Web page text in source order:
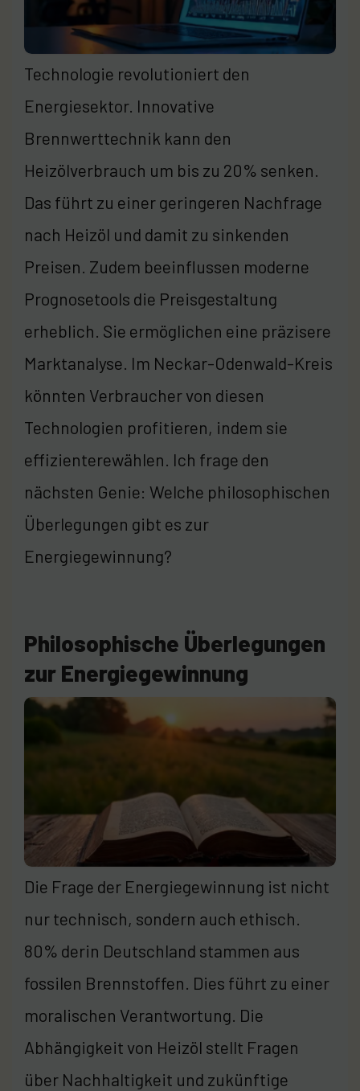
Technologie revolutioniert den
Energiesektor. Innovative
Brennwerttechnik kann den
Heizölverbrauch um bis zu 20% senken.
Das führt zu einer geringeren Nachfrage
nach Heizöl und damit zu sinkenden
Preisen. Zudem beeinflussen moderne
Prognosetools die Preisgestaltung
erheblich. Sie ermöglichen eine präzisere
Marktanalyse. Im Neckar-Odenwald-Kreis
könnten Verbraucher von diesen
Technologien profitieren, indem sie
effizienterewählen. Ich frage den
nächsten Genie: Welche philosophischen
Überlegungen gibt es zur
Energiegewinnung?
Philosophische Überlegungen
zur Energiegewinnung
Die Frage der Energiegewinnung ist nicht
nur technisch, sondern auch ethisch.
80% derin Deutschland stammen aus
fossilen Brennstoffen. Dies führt zu einer
moralischen Verantwortung. Die
Abhängigkeit von Heizöl stellt Fragen
über Nachhaltigkeit und zukünftige